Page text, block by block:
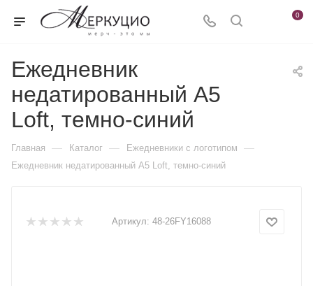
0
Ежедневник
недатированный А5
Loft, темно-синий
Главная — Каталог — Ежедневники c логотипом —
Ежедневник недатированный А5 Loft, темно-синий
Артикул: 48-26FY16088